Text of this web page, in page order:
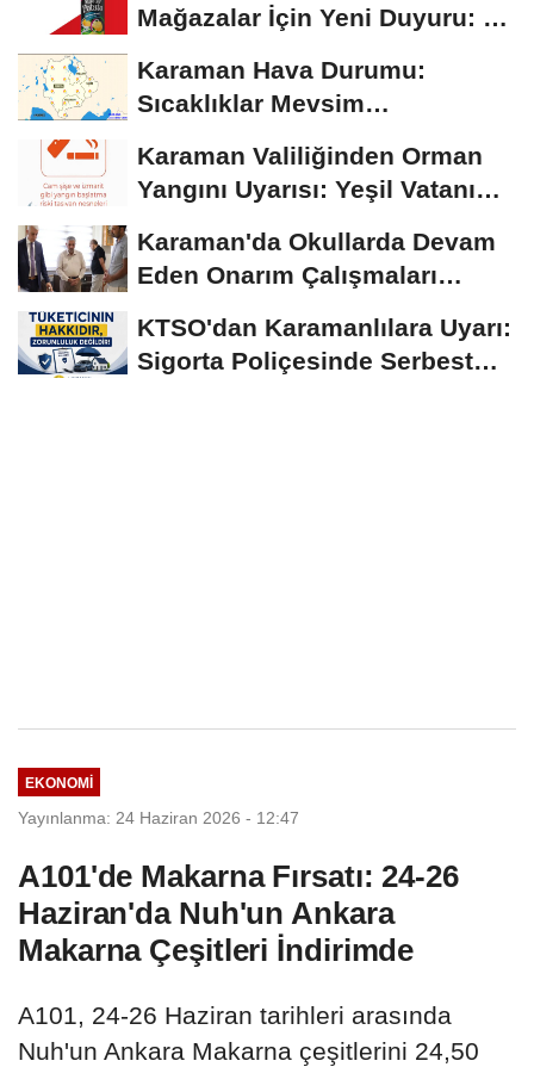
Mağazalar İçin Yeni Duyuru: 11
Karaman Hava Durumu:
Sıcaklıklar Mevsim
Seyrediyor
Karaman Valiliğinden Orman
Yangını Uyarısı: Yeşil Vatanı
Karaman'da Okullarda Devam
Eden Onarım Çalışmaları
KTSO'dan Karamanlılara Uyarı:
Sigorta Poliçesinde Serbest
EKONOMI
Yayınlanma: 24 Haziran 2026 - 12:47
A101'de Makarna Fırsatı: 24-26
Haziran'da Nuh'un Ankara
Makarna Çeşitleri İndirimde
A101, 24-26 Haziran tarihleri arasında
Nuh'un Ankara Makarna çeşitlerini 24,50